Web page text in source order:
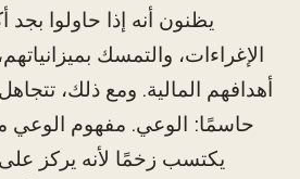
يظنون أنه إذا حاولوا بجد
الإغراءات، والتمسك
أهدافهم المالية. ومع ذلك،
حاسمًا: الوعي. مفهوم الوعي
يكتسب زخمًا لأنه يركز